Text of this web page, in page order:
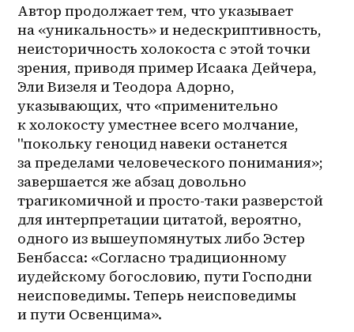
Автор продолжает тем, что указывает
на «уникальность» и недескриптивность,
неисторичность холокоста с этой точки
зрения, приводя пример Исаака Дейчера,
Эли Визеля и Теодора Адорно,
указывающих, что «применительно
к холокосту уместнее всего молчание,
"покольку геноцид навеки останется
за пределами человеческого понимания»;
завершается же абзац довольно
трагикомичной и просто-таки разверстой
для интерпретации цитатой, вероятно,
одного из вышеупомянутых либо Эстер
Бенбасса: «Согласно традиционному
иудейскому богословию, пути Господни
неисповедимы. Теперь неисповедимы
и пути Освенцима».